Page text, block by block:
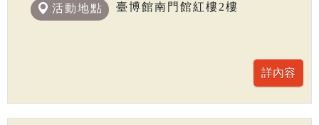
活動地點 臺博館南門館紅樓2樓